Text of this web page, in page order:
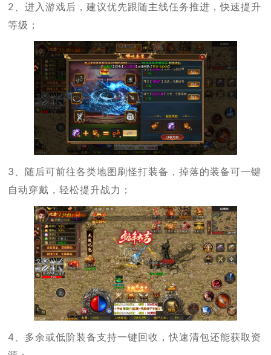
2、进入游戏后，建议优先跟随主线任务推进，快速提升
等级；
3、随后可前往各类地图刷怪打装备，掉落的装备可一键
自动穿戴，轻松提升战力；
4、多余或低阶装备支持一键回收，快速清包还能获取资